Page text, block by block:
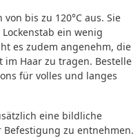
bis zu 120°C aus. Sie
ein wenig
es zudem angenehm, die
Haar zu tragen. Bestelle
für volles und langes
eine bildliche
zu entnehmen.